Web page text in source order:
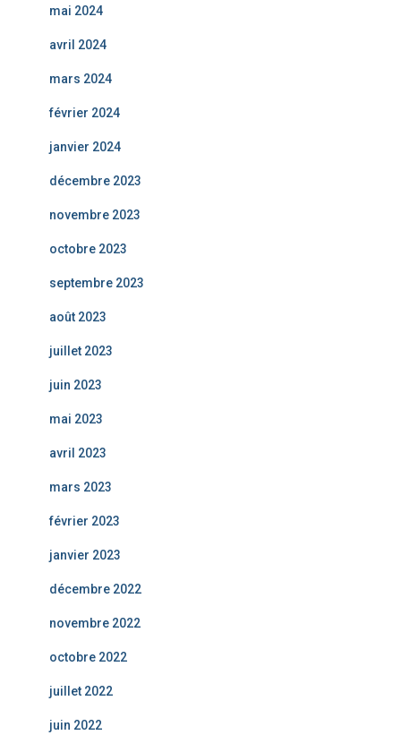
mai 2024
avril 2024
mars 2024
février 2024
janvier 2024
décembre 2023
novembre 2023
octobre 2023
septembre 2023
août 2023
juillet 2023
juin 2023
mai 2023
avril 2023
mars 2023
février 2023
janvier 2023
décembre 2022
novembre 2022
octobre 2022
juillet 2022
juin 2022